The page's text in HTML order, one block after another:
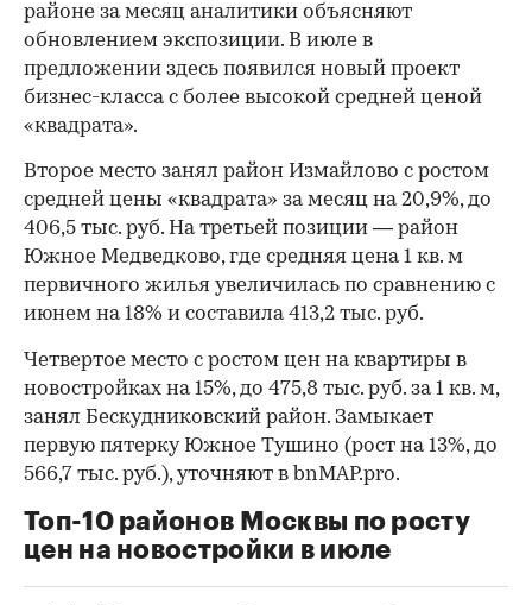
районе за месяц аналитики объясняют
обновлением экспозиции. В июле в
предложении здесь появился новый проект
бизнес-класса с более высокой средней ценой
«квадрата».
Второе место занял район Измайлово с ростом
средней цены «квадрата» за месяц на 20,9%, до
406,5 тыс. руб. На третьей позиции — район
Южное Медведково, где средняя цена 1 кв. м
первичного жилья увеличилась по сравнению с
июнем на 18% и составила 413,2 тыс. руб.
00:00 / 00:00
Четвертое место с ростом цен на квартиры в
новостройках на 15%, до 475,8 тыс. руб. за 1 кв. м,
занял Бескудниковский район. Замыкает
первую пятерку Южное Тушино (рост на 13%, до
566,7 тыс. руб.), уточняют в bnMAP.pro.
Топ-10 районов Москвы по росту
цен на новостройки в июле